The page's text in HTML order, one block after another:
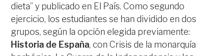
dieta” y publicado en El País. Como segundo
ejercicio, los estudiantes se han dividido en dos
grupos, según la opción elegida previamente:
Historia de España, con Crisis de la monarquía